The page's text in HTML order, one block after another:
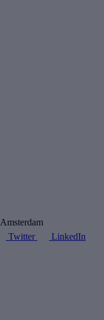
Amsterdam
Twitter LinkedIn